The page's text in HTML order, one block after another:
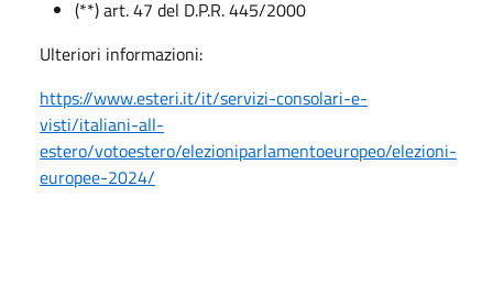
(**) art. 47 del D.P.R. 445/2000
Ulteriori informazioni:
https://www.esteri.it/it/servizi-consolari-e-
visti/italiani-all-
estero/votoestero/elezioniparlamentoeuropeo/elezioni-
europee-2024/